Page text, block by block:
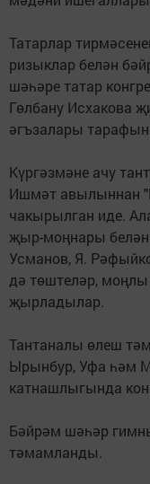
Татарлар
ризыклар белән
шәһәре татар
Гөлбану Исхакова
әгъзалары
Күргәзмәне ачу
Ишмәт авылыннан
чакырылган иде.
җыр-моңнары
Усманов, Я.
дә төштеләр,
җырладылар.
Тантаналы өлеш
Ырынбур, Уфа һәм
катнашлыгында
Бәйрәм шәһәр
тәмамланды.